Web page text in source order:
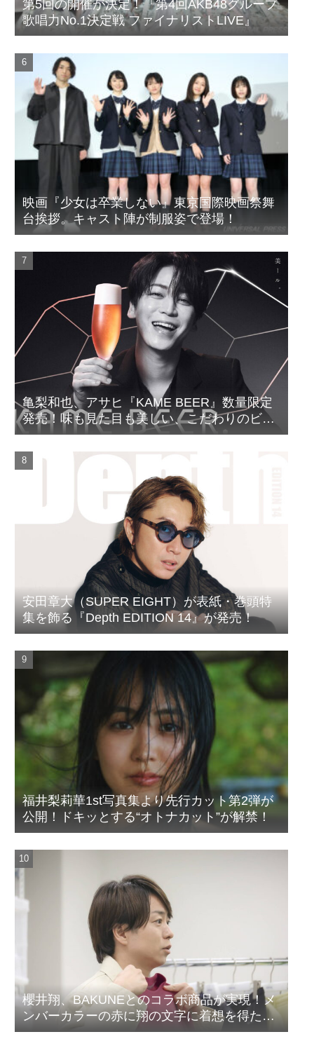
第5回の開催が決定！『第4回AKB48グループ
歌唱力No.1決定戦 ファイナリストLIVE』
映画『少女は卒業しない』東京国際映画祭舞
台挨拶。キャスト陣が制服姿で登場！
亀梨和也、アサヒ『KAME BEER』数量限定
発売！味も見た目も美しい、こだわりのビー
ルがついに完成
安田章大（SUPER EIGHT）が表紙・巻頭特
集を飾る『Depth EDITION 14』が発売！
福井梨莉華1st写真集より先行カット第2弾が
公開！ドキッとする“オトナカット”が解禁！
櫻井翔、BAKUNEとのコラボ商品が実現！メ
ンバーカラーの赤に翔の文字に着想を得たデ
ザイン